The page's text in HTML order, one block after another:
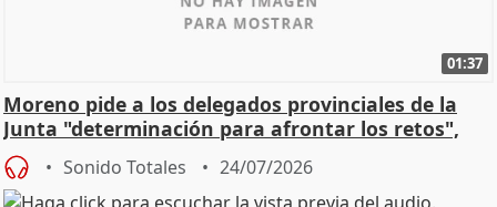
01:37
Moreno pide a los delegados provinciales de la
Junta "determinación para afrontar los retos",
diálog
Sonido Totales 24/07/2026